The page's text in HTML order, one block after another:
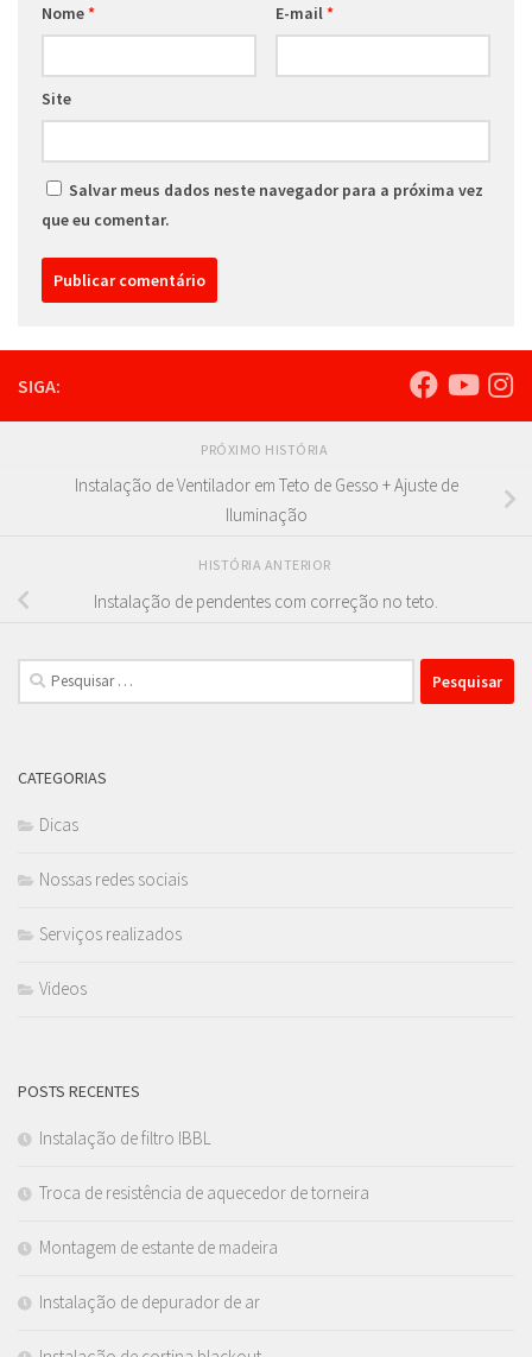
Nome* E-mail *
Site
Salvar meus dados neste navegador para a próxima vez
que eu comentar.
SIGA:
PRÓXIMO HISTÓRIA
Instalação de Ventilador em Teto de Gesso + Ajuste de
Iluminação
HISTÓRIA ANTERIOR
Instalação de pendentes com correção no teto.
Pesquisar
por:
CATEGORIAS
Dicas
Nossas redes sociais
Serviços realizados
Videos
POSTS RECENTES
Instalação de filtro IBBL
Troca de resistência de aquecedor de torneira
Montagem de estante de madeira
Instalação de depurador de ar